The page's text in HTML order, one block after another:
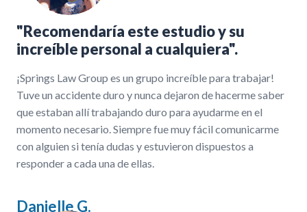
"Recomendaría este estudio y su
increíble personal a cualquiera".
¡Springs Law Group es un grupo increíble para trabajar!
Tuve un accidente duro y nunca dejaron de hacerme saber
que estaban allí trabajando duro para ayudarme en el
momento necesario. Siempre fue muy fácil comunicarme
con alguien si tenía dudas y estuvieron dispuestos a
responder a cada una de ellas.
Danielle G.